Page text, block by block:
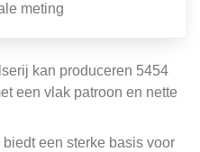
meting
kan produceren 5454
een vlak patroon en nette
biedt een sterke basis voor